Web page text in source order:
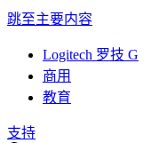
跳至主要内容
Logitech 罗技 G
商用
教育
支持